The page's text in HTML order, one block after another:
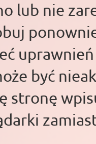
lub nie
być
stronę